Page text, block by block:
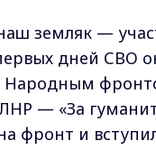
земляк —
дней СВО
Народным
— «За
фронт и